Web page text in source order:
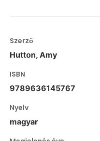
Szerző
Hutton, Amy
ISBN
9789636145767
Nyelv
magyar